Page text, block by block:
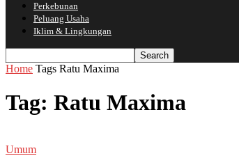
Perkebunan
Peluang Usaha
Iklim & Lingkungan
Home Tags Ratu Maxima
Tag: Ratu Maxima
Umum